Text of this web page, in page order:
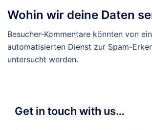
Wohin wir deine Daten
Besucher-Kommentare könnten von
automatisierten Dienst zur Spam-
untersucht werden.
Get in touch with us…